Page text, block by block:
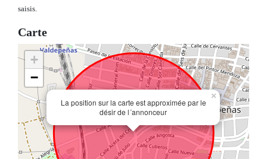
saisis.
Carte
La position sur la carte est approximée par le
désir de l´annonceur
×
+
−